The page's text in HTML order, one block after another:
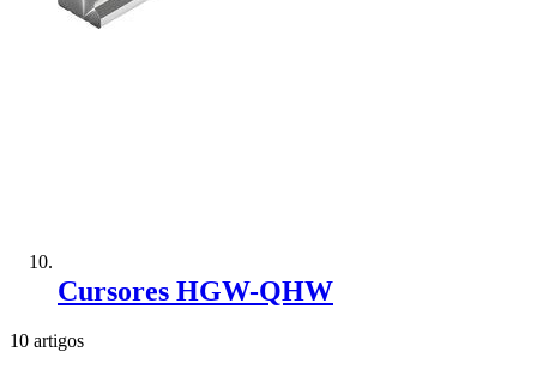
Cursores HGW-QHW
10 artigos